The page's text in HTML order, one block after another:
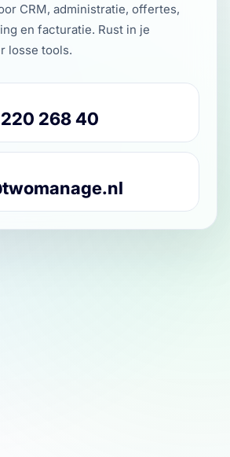
CRM, administratie, offertes,
en facturatie. Rust in je
losse tools.
220 268 40